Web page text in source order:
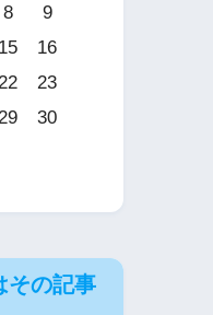
8
9
15
16
23
30
その記事